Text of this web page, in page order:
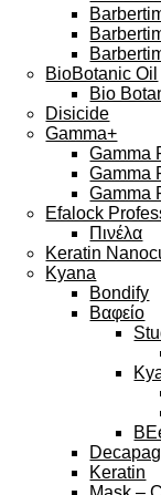
BioBotanic Oil
Bio
Disicide
Gamma+
Gamma
Gamma
Gamma
Efalock
Πινέλα
Keratin
Kyana
Bondify
Βαφείο
Keratin